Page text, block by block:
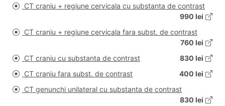
CT craniu + regiune cervicala cu substanta de contrast
990 lei
CT craniu + regiune cervicala fara subst. de contrast
760 lei
CT craniu cu substanta de contrast
830 lei
CT craniu fara subst. de contrast
400 lei
CT genunchi unilateral cu substanta de contrast
830 lei